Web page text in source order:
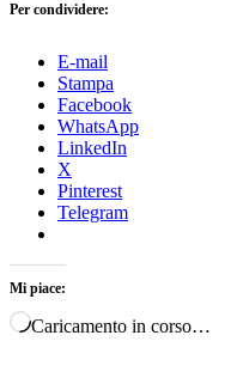
Per condividere:
E-mail
Stampa
Facebook
WhatsApp
LinkedIn
X
Pinterest
Telegram
Mi piace:
Caricamento in corso…